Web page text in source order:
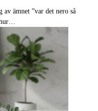
ämnet ”var det nero så
hur…